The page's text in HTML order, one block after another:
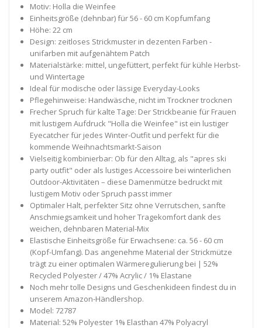
Motiv: Holla die Weinfee
Einheitsgröße (dehnbar) für 56 - 60 cm Kopfumfang
Höhe: 22 cm
Design: zeitloses Strickmuster in dezenten Farben -
unifarben mit aufgenähtem Patch
Materialstärke: mittel, ungefüttert, perfekt für kühle Herbst-
und Wintertage
Ideal für modische oder lässige Everyday-Looks
Pflegehinweise: Handwäsche, nicht im Trockner trocknen
Frecher Spruch für kalte Tage: Der Strickbeanie für Frauen
mit lustigem Aufdruck "Holla die Weinfee" ist ein lustiger
Eyecatcher für jedes Winter-Outfit und perfekt für die
kommende Weihnachtsmarkt-Saison
Vielseitig kombinierbar: Ob für den Alltag, als "apres ski
party outfit" oder als lustiges Accessoire bei winterlichen
Outdoor-Aktivitäten – diese Damenmütze bedruckt mit
lustigem Motiv oder Spruch passt immer
Optimaler Halt, perfekter Sitz ohne Verrutschen, sanfte
Anschmiegsamkeit und hoher Tragekomfort dank des
weichen, dehnbaren Material-Mix
Elastische Einheitsgröße für Erwachsene: ca. 56 - 60 cm
(Kopf-Umfang). Das angenehme Material der Strickmütze
trägt zu einer optimalen Wärmeregulierung bei | 52%
Recycled Polyester / 47% Acrylic / 1% Elastane
Noch mehr tolle Designs und Geschenkideen findest du in
unserem Amazon-Händlershop.
Model: 72787
Material: 52% Polyester 1% Elasthan 47% Polyacryl